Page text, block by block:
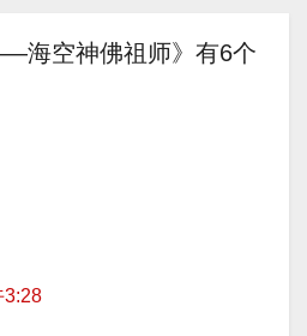
海空神佛祖师》有6个
3:28